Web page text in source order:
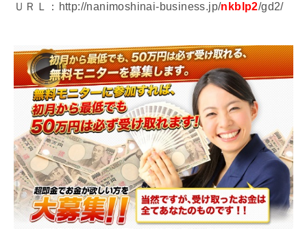
ＵＲＬ：http://nanimoshinai-business.jp/nkblp2/gd2/